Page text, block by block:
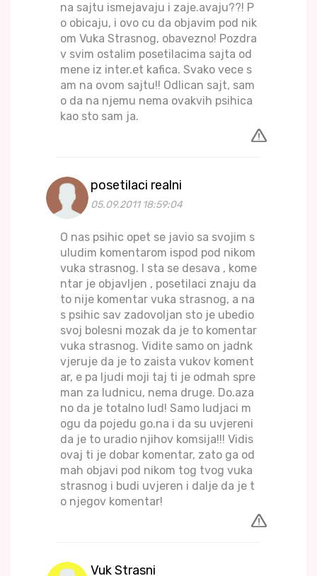
na sajtu ismejavaju i zaje.avaju??! P
o obicaju, i ovo cu da objavim pod nik
om Vuka Strasnog, obavezno! Pozdra
v svim ostalim posetilacima sajta od
mene iz inter.et kafica. Svako vece s
am na ovom sajtu!! Odlican sajt, sam
o da na njemu nema ovakvih psihica
kao sto sam ja.
posetilaci realni
05.09.2011 18:59:04
O nas psihic opet se javio sa svojim s
uludim komentarom ispod pod nikom
vuka strasnog. I sta se desava , kome
ntar je objavljen , posetilaci znaju da
to nije komentar vuka strasnog, a na
s psihic sav zadovoljan sto je ubedio
svoj bolesni mozak da je to komentar
vuka strasnog. Vidite samo on jadnk
vjeruje da je to zaista vukov koment
ar, e pa ljudi moji taj ti je odmah spre
man za ludnicu, nema druge. Do.aza
no da je totalno lud! Samo ludjaci m
ogu da pojedu go.na i da su uvjereni
da je to uradio njihov komsija!!! Vidis
ovaj ti je dobar komentar, zato ga od
mah objavi pod nikom tog tvog vuka
strasnog i budi uvjeren i dalje da je t
o njegov komentar!
Vuk Strasni